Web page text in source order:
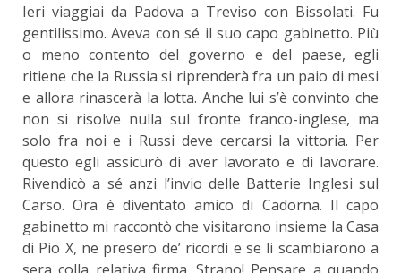
Ieri viaggiai da Padova a Treviso con Bissolati. Fu
gentilissimo. Aveva con sé il suo capo gabinetto. Più
o meno contento del governo e del paese, egli
ritiene che la Russia si riprenderà fra un paio di mesi
e allora rinascerà la lotta. Anche lui s’è convinto che
non si risolve nulla sul fronte franco-inglese, ma
solo fra noi e i Russi deve cercarsi la vittoria. Per
questo egli assicurò di aver lavorato e di lavorare.
Rivendicò a sé anzi l’invio delle Batterie Inglesi sul
Carso. Ora è diventato amico di Cadorna. Il capo
gabinetto mi raccontò che visitarono insieme la Casa
di Pio X, ne presero de’ ricordi e se li scambiarono a